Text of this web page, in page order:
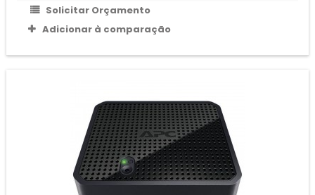
Solicitar Orçamento
Adicionar à comparação